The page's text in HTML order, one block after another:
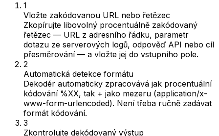
1
Vložte zakódovanou URL nebo řetězec
Zkopírujte libovolný procentuálně zakódovaný
řetězec — URL z adresního řádku, parametr
dotazu ze serverových logů, odpověď API nebo cíl
přesměrování — a vložte jej do vstupního pole.
2
Automatická detekce formátu
Dekodér automaticky zpracovává jak procentuální
kódování %XX, tak + jako mezeru (application/x-
www-form-urlencoded). Není třeba ručně zadávat
formát kódování.
3
Zkontrolujte dekódovaný výstup